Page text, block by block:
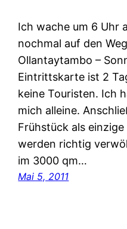
Ich wache um 6 Uhr
nochmal auf den
Ollantaytambo –
Eintrittskarte ist 2
keine Touristen. Ich
mich alleine.
Frühstück als
werden richtig
im 3000 qm…
Mai 5, 2011